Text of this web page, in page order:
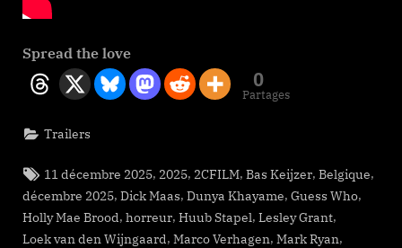
Spread the love
0
Partages
Trailers
Tags:
11 décembre 2025, 2025, 2CFILM,Bas Keijzer,Belgique,
décembre 2025, Dick Maas, Dunya Khayame, Guess Who,
Holly Mae Brood, horreur, Huub Stapel, Lesley Grant,
Loek van den Wijngaard, Marco Verhagen, Mark Ryan,